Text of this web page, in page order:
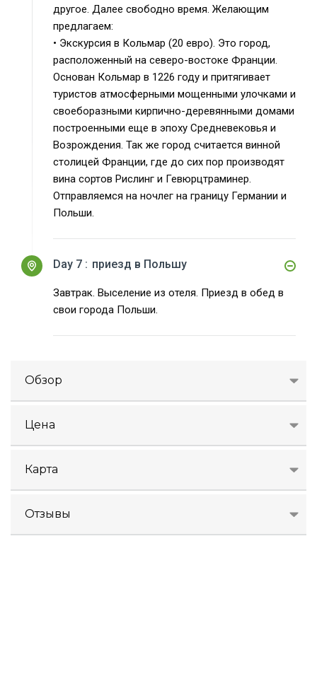
другое. Далее свободно время. Желающим
предлагаем:
• Экскурсия в Кольмар (20 евро). Это город,
расположенный на северо-востоке Франции.
Основан Кольмар в 1226 году и притягивает
туристов атмосферными мощенными улочками и
своеборазными кирпично-деревянными домами
построенными еще в эпоху Средневековья и
Возрождения. Так же город считается винной
столицей Франции, где до сих пор производят
вина сортов Рислинг и Гевюрцтраминер.
Отправляемся на ночлег на границу Германии и
Польши.
Day 7 : приезд в Польшу
Завтрак. Выселение из отеля. Приезд в обед в
свои города Польши.
Обзор
Цена
Карта
Отзывы